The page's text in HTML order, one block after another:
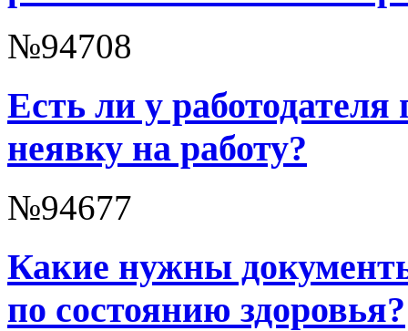
№94708
Есть ли у
неявку на работу?
№94677
Какие нужны
по состоянию здоровья?